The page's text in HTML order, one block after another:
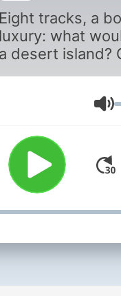
Eight tracks, a
luxury: what
a desert island?